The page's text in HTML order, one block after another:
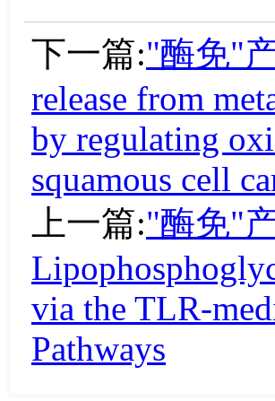
下一篇:"酶免"
release from
by regulating
squamous cell
上一篇:"酶免"
via the TLR-
Pathways